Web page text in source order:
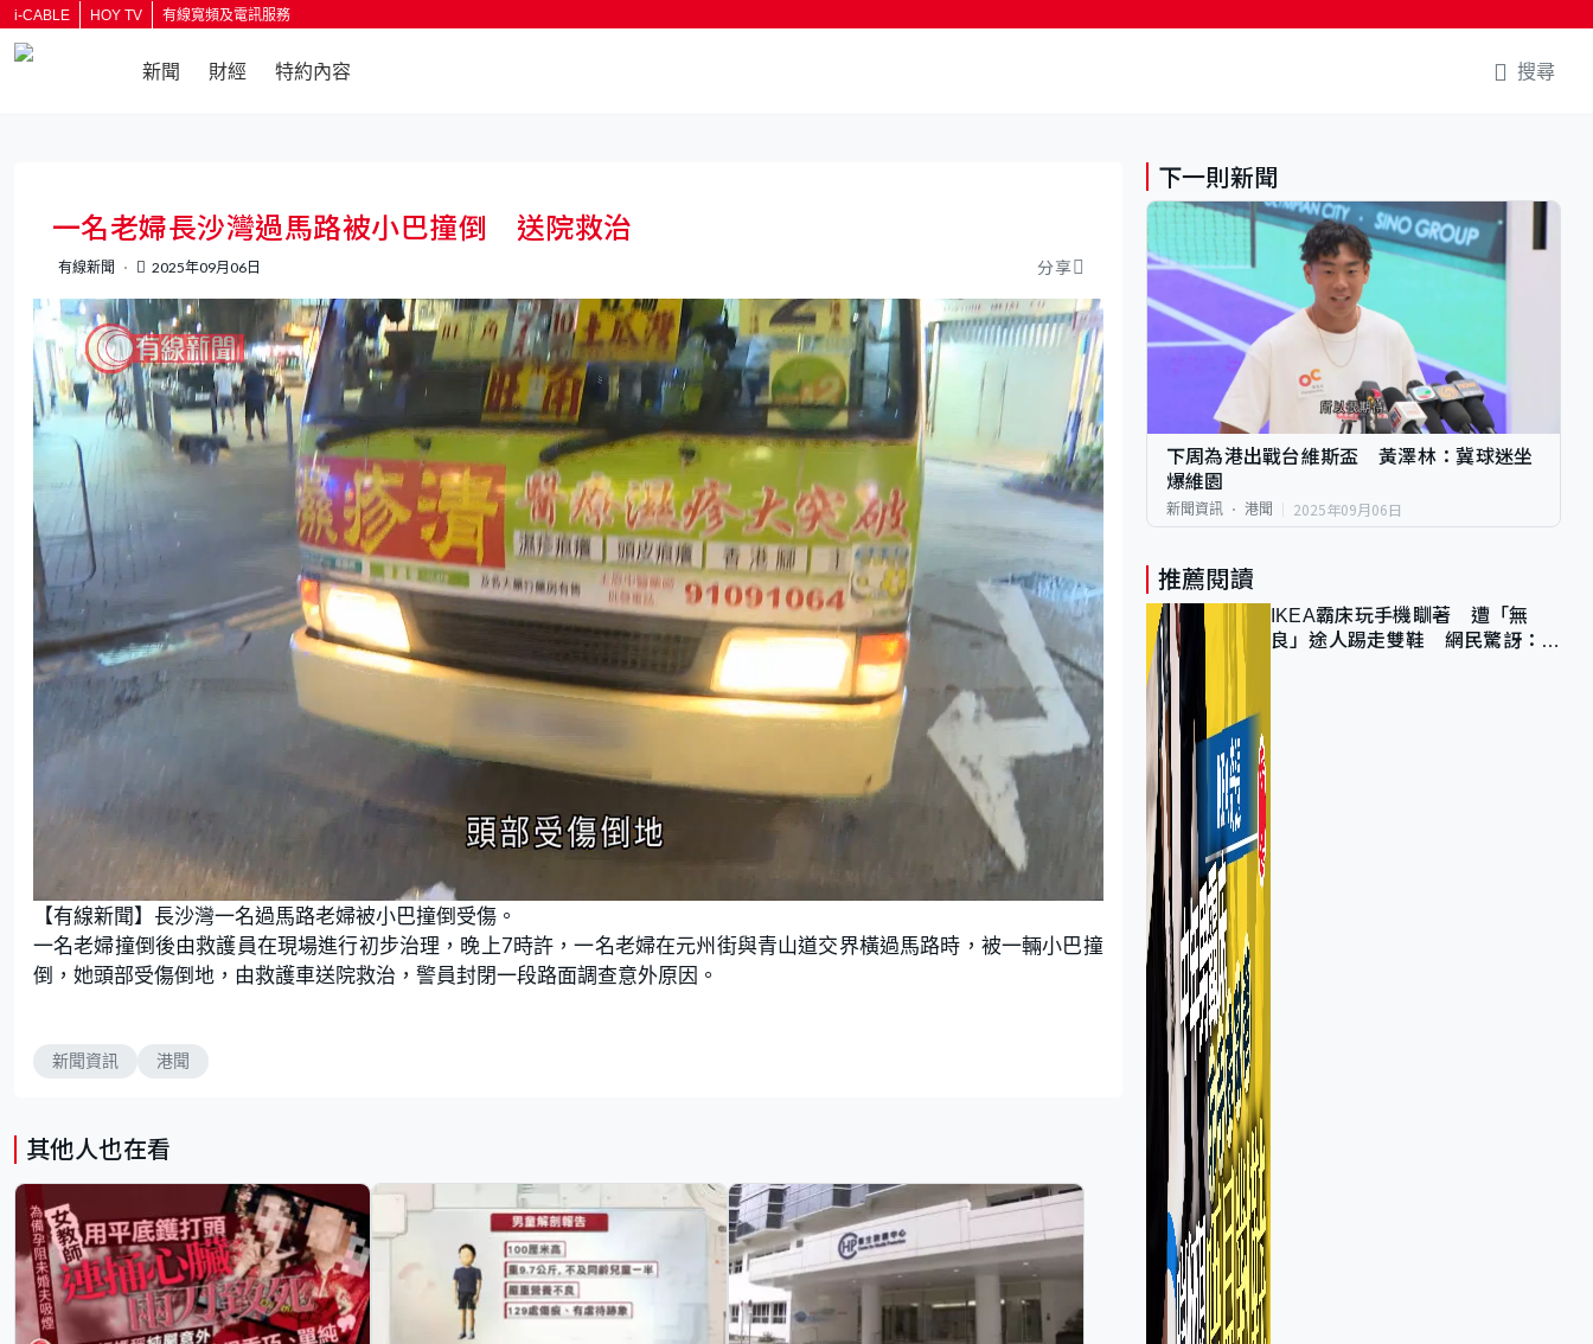
i-CABLE HOY TV 有線寬頻及電訊服務
新聞 財經 特約內容 搜尋
一名老婦長沙灣過馬路被小巴撞倒 送院救治
有線新聞 2025年09月06日 分享
n
m
u
t
e
a
d
e
d
:
8
7
【有線新聞】長沙灣一名過馬路老婦被小巴撞倒受傷。
一名老婦撞倒後由救護員在現場進行初步治理，晚上7時許，一名老婦在元州街與青山道交界橫過馬路時，被一輛小巴撞
倒，她頭部受傷倒地，由救護車送院救治，警員封閉一段路面調查意外原因。
新聞資訊 港聞
其他人也在看
下一則新聞
下周為港出戰台維斯盃 黃澤林：冀球迷坐
爆維園
新聞資訊 港聞 2025年09月06日
推薦閱讀
IKEA霸床玩手機瞓著 遭「無
良」途人踢走雙鞋 網民驚訝：冇